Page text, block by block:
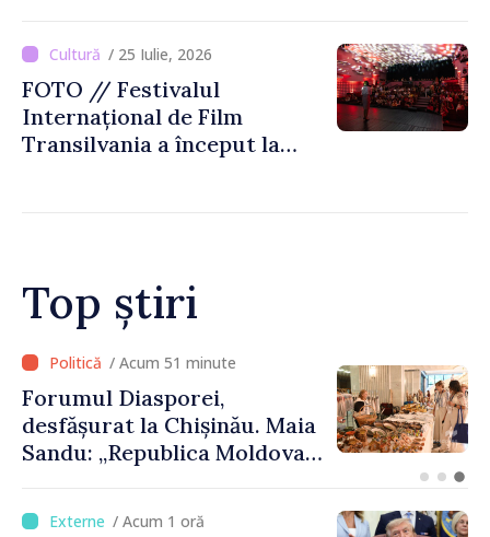
Biblioteca Națională
/ 25 Iulie, 2026
FOTO // Festivalul
Internațional de Film
Transilvania a început la
Top știri
/ Acum 10 minute
Carburanții se ieftinesc, pe
fondul detensionării
situației din Orientul
/ Acum 1 oră